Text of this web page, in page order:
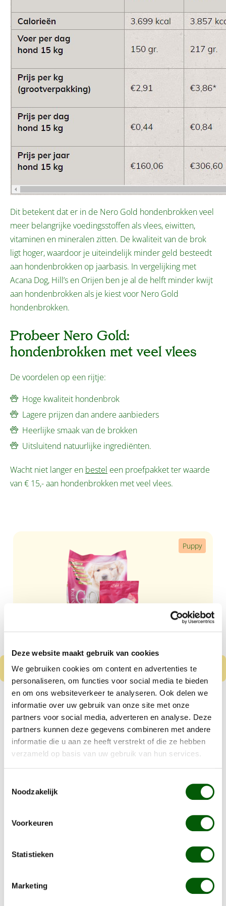
Deze website maakt gebruik van cookies
We gebruiken cookies om content en advertenties te
personaliseren, om functies voor social media te bieden
en om ons websiteverkeer te analyseren. Ook delen we
informatie over uw gebruik van onze site met onze
partners voor social media, adverteren en analyse. Deze
partners kunnen deze gegevens combineren met andere
informatie die u aan ze heeft verstrekt of die ze hebben
verzameld op basis van uw gebruik van hun services.
Noodzakelijk
Voorkeuren
Statistieken
Marketing
Dit betekent dat er in de Nero Gold hondenbrokken veel
meer belangrijke voedingsstoffen als vlees, eiwitten,
vitaminen en mineralen zitten. De kwaliteit van de brok
ligt hoger, waardoor je uiteindelijk minder geld besteedt
aan hondenbrokken op jaarbasis. In vergelijking met
Acana Dog, Hill’s en Orijen ben je al de helft minder kwijt
aan hondenbrokken als je kiest voor Nero Gold
hondenbrokken.
Probeer Nero Gold:
hondenbrokken met veel vlees
De voordelen op een rijtje:
Hoge kwaliteit hondenbrok
Lagere prijzen dan andere aanbieders
Heerlijke smaak van de brokken
Uitsluitend natuurlijke ingrediënten.
Wacht niet langer en bestel een proefpakket ter waarde
van € 15,- aan hondenbrokken met veel vlees.
Puppy
Nero Gold Puppy
Kip & Rijst
Vanaf€ 8,99
Kleine tot middelgrote puppy's
Details
Waarom hondenbrokken met
veel vlees?
Honden zijn van nature vlees eters. Een hondenbrok met